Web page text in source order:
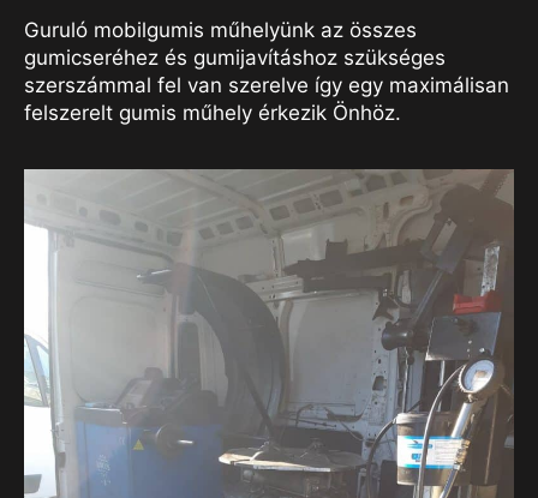
Guruló mobilgumis műhelyünk az összes
gumicseréhez és gumijavításhoz szükséges
szerszámmal fel van szerelve így egy maximálisan
felszerelt gumis műhely érkezik Önhöz.